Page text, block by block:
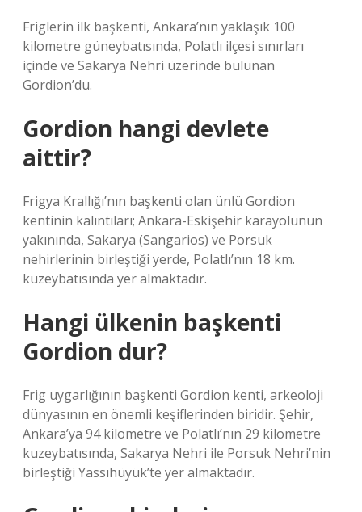
Friglerin ilk başkenti, Ankara’nın yaklaşık 100
kilometre güneybatısında, Polatlı ilçesi sınırları
içinde ve Sakarya Nehri üzerinde bulunan
Gordion’du.
Gordion hangi devlete
aittir?
Frigya Krallığı’nın başkenti olan ünlü Gordion
kentinin kalıntıları; Ankara-Eskişehir karayolunun
yakınında, Sakarya (Sangarios) ve Porsuk
nehirlerinin birleştiği yerde, Polatlı’nın 18 km.
kuzeybatısında yer almaktadır.
Hangi ülkenin başkenti
Gordion dur?
Frig uygarlığının başkenti Gordion kenti, arkeoloji
dünyasının en önemli keşiflerinden biridir. Şehir,
Ankara’ya 94 kilometre ve Polatlı’nın 29 kilometre
kuzeybatısında, Sakarya Nehri ile Porsuk Nehri’nin
birleştiği Yassıhüyük’te yer almaktadır.